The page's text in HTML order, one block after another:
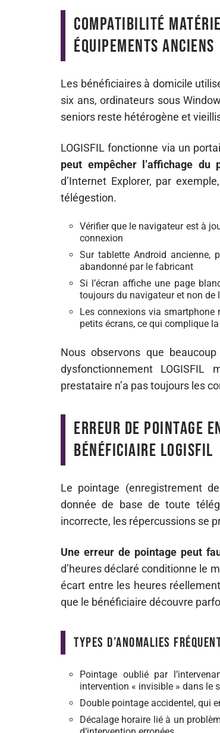
Compatibilité
équipements anciens
Les bénéficiaires à domicile
six ans, ordinateurs sous
seniors reste hétérogène et
LOGISFIL fonctionne via un
peut empêcher l’affichage du
d’Internet Explorer, par
télégestion.
Vérifier que le navigateur est à
connexion
Sur tablette Android ancienne,
abandonné par le fabricant
Si l’écran affiche une page
toujours du navigateur et non de
Les connexions via smartphone
petits écrans, ce qui complique
Nous observons que
dysfonctionnement
prestataire n’a pas toujours les
Erreur de pointage
bénéficiaire LOGISFIL
Le pointage (enregistrement
donnée de base de toute
incorrecte, les répercussions se
Une erreur de pointage peut
d’heures déclaré conditionne le
écart entre les heures
que le bénéficiaire découvre
Types d’anomalies
Pointage oublié par
intervention « invisible » dans le
Double pointage accidentel, qui
Décalage horaire lié à un